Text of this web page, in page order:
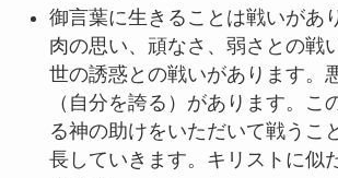
御言葉に生きることは戦いがあ
肉の思い、頑なさ、弱さとの戦
世の誘惑との戦いがあります。
（自分を誇る）があります。こ
る神の助けをいただいて戦うこ
長していきます。キリストに似